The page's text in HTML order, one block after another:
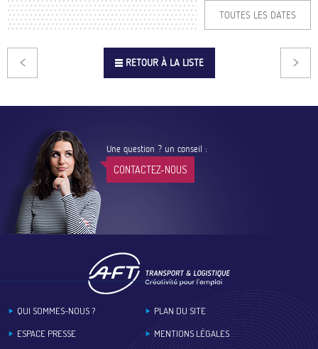
TOUTES LES DATES
RETOUR À LA LISTE
Une question ? un conseil :
CONTACTEZ-NOUS
QUI SOMMES-NOUS ?
ESPACE PRESSE
PLAN DU SITE
MENTIONS LÉGALES